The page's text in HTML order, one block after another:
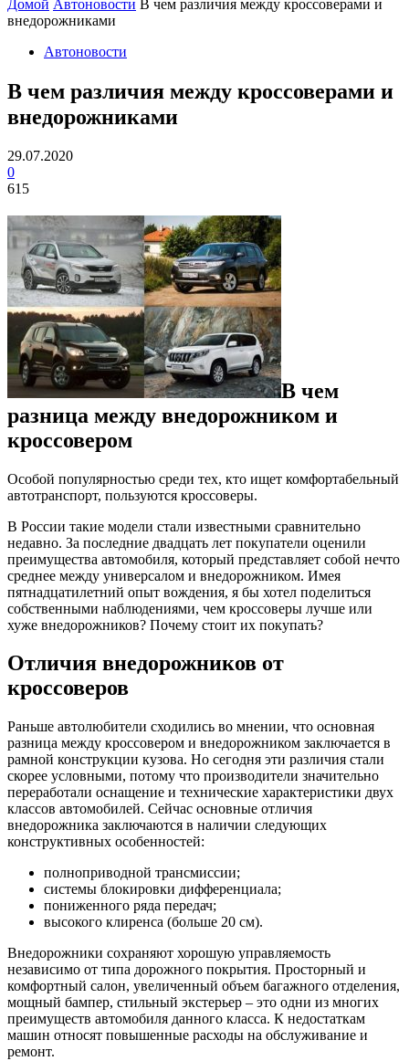
Домой Автоновости В чем различия между кроссоверами и
внедорожниками
Автоновости
В чем различия между кроссоверами и
внедорожниками
29.07.2020
0
615
В чем
разница между внедорожником и
кроссовером
Особой популярностью среди тех, кто ищет комфортабельный
автотранспорт, пользуются кроссоверы.
В России такие модели стали известными сравнительно
недавно. За последние двадцать лет покупатели оценили
преимущества автомобиля, который представляет собой нечто
среднее между универсалом и внедорожником. Имея
пятнадцатилетний опыт вождения, я бы хотел поделиться
собственными наблюдениями, чем кроссоверы лучше или
хуже внедорожников? Почему стоит их покупать?
Отличия внедорожников от
кроссоверов
Раньше автолюбители сходились во мнении, что основная
разница между кроссовером и внедорожником заключается в
рамной конструкции кузова. Но сегодня эти различия стали
скорее условными, потому что производители значительно
переработали оснащение и технические характеристики двух
классов автомобилей. Сейчас основные отличия
внедорожника заключаются в наличии следующих
конструктивных особенностей:
полноприводной трансмиссии;
системы блокировки дифференциала;
пониженного ряда передач;
высокого клиренса (больше 20 см).
Внедорожники сохраняют хорошую управляемость
независимо от типа дорожного покрытия. Просторный и
комфортный салон, увеличенный объем багажного отделения,
мощный бампер, стильный экстерьер – это одни из многих
преимуществ автомобиля данного класса. К недостаткам
машин относят повышенные расходы на обслуживание и
ремонт.